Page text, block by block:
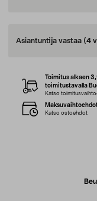
Asiantuntija vastaa (4
Toimitus alkaen
toimitustavalla
Katso
Katso ostoehdot